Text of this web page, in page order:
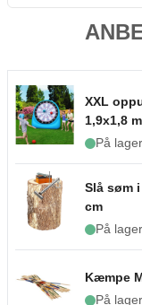
XXL
1,9x1,8 m
På lager
Slå søm
cm
På lager
Kæmpe
På lager